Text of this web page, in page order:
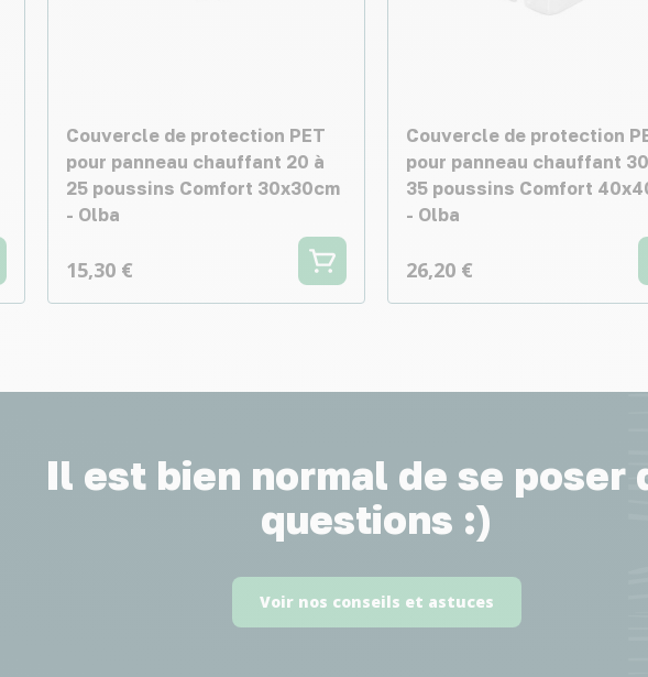
Couvercle de protection PET
pour panneau chauffant 20 à
25 poussins Comfort 30x30cm
- Olba
15,30 €
Couvercle de protection
pour panneau chauffant
35 poussins Comfort
- Olba
26,20 €
Il est bien normal de se poser
questions :)
Voir nos conseils et astuces